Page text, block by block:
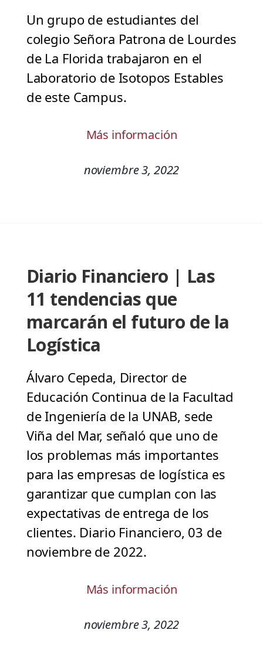
Un grupo de estudiantes del
colegio Señora Patrona de Lourdes
de La Florida trabajaron en el
Laboratorio de Isotopos Estables
de este Campus.
Más información
noviembre 3, 2022
Diario Financiero | Las
11 tendencias que
marcarán el futuro de la
Logística
Álvaro Cepeda, Director de
Educación Continua de la Facultad
de Ingeniería de la UNAB, sede
Viña del Mar, señaló que uno de
los problemas más importantes
para las empresas de logística es
garantizar que cumplan con las
expectativas de entrega de los
clientes. Diario Financiero, 03 de
noviembre de 2022.
Más información
noviembre 3, 2022